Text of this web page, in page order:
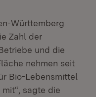
Württemberg
Zahl der
und die
nehmen seit
Bio-Lebensmittel
sagte die